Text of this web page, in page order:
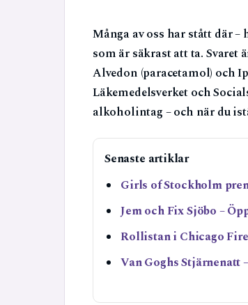
Många av oss har stått där
som är säkrast att ta.
Alvedon (paracetamol) och
Läkemedelsverket och
alkoholintag – och när du
Senaste artiklar
Girls of Stockholm
Jem och Fix Sjöbo –
Rollistan i Chicago
Van Goghs Stjärnenatt